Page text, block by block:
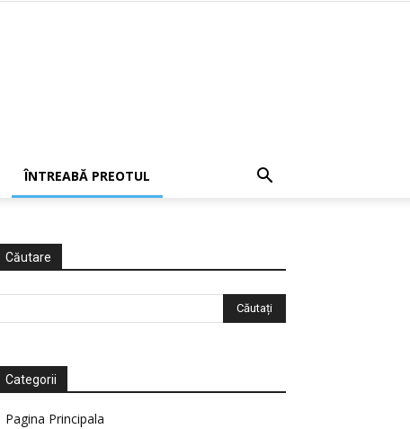
ÎNTREABĂ PREOTUL
Căutare
Categorii
Pagina Principala